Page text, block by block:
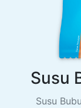
Susu
Susu